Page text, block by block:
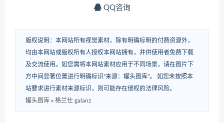
QQ咨询
版权说明：本网站所有视觉素材，除有明确标明的付费资源外，
均由本网站或版权所有人授权本网站拥有，并供使用者免费下载
及交流使用。如您需将本网站素材应用于不同场景，请在图片下
方中间显著位置进行明确标识“来源：罐头图库”。 如您未按照本
站要求进行素材来源标识，则可能存在侵权的法律风险。
罐头图库 » 格兰仕 galanz